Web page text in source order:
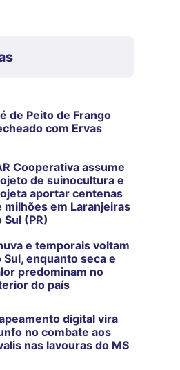
de Peito de Frango
com Ervas
Cooperativa assume
de suinocultura e
aportar centenas
milhões em Laranjeiras
Sul (PR)
e temporais voltam
Sul, enquanto seca e
predominam no
do país
digital vira
no combate aos
nas lavouras do MS